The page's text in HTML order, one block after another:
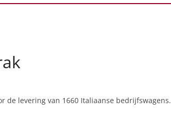
de levering van 1660 Italiaanse bedrijfswagens.